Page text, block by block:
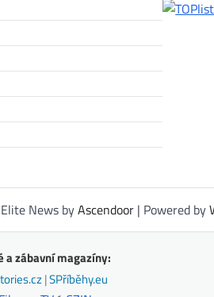
News byAscendoor| Powered by
zábavní magazíny:
|SPříběhy.eu